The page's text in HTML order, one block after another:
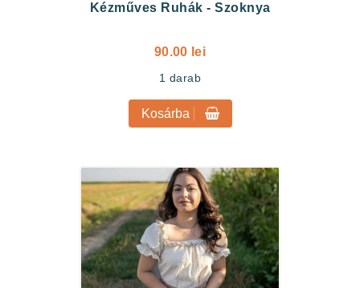
Kézműves Ruhák - Szoknya
90.00 lei
1 darab
Kosárba